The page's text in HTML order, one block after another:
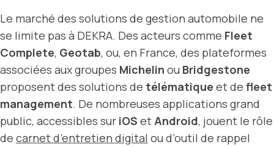
Le marché des solutions de gestion automobile ne
se limite pas à DEKRA. Des acteurs comme Fleet
Complete, Geotab, ou, en France, des plateformes
associées aux groupes Michelin ou Bridgestone
proposent des solutions de télématique et de fleet
management. De nombreuses applications grand
public, accessibles sur iOS et Android, jouent le rôle
de carnet d’entretien digital ou d’outil de rappel